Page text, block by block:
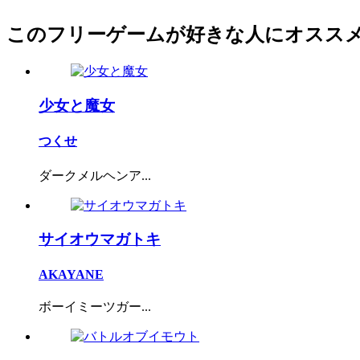
このフリーゲームが好きな人にオスス
少女と魔女
つくせ
ダークメルヘンア...
サイオウマガトキ
AKAYANE
ボーイミーツガー...